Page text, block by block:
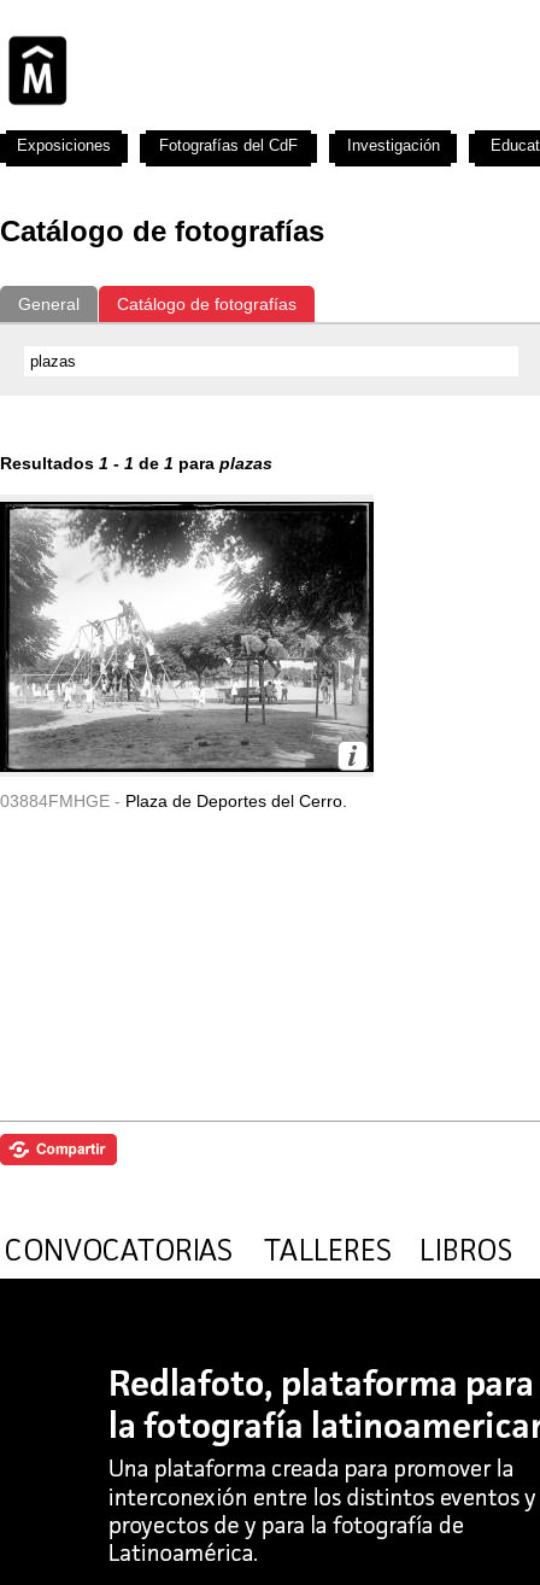
Catálogo de fotografías
General Catálogo de fotografías
Resultados 1 - 1 de 1 para plazas
03884FMHGE - Plaza de Deportes del Cerro.
Exposiciones Fotografías del CdF Investigación